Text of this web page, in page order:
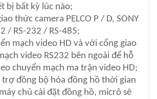
bị bất kỳ lúc nào;
thức camera PELCO P / D, SONY
/ RS-232 / RS-485;
mạch video HD và với cổng giao
video RS232 bên ngoài để hỗ
chuyển mạch ma trận video HD;
đồng bộ hóa đồng hồ thời gian
chủ cài đặt đồng hồ, micrô sẽ